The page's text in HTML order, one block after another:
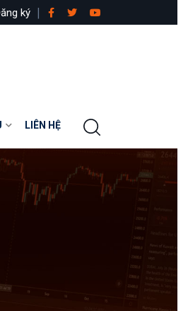
ký
LIÊN HỆ